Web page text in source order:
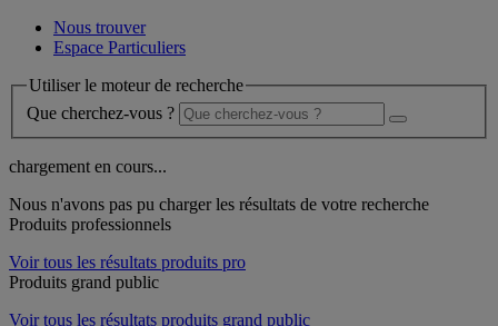
Nous trouver
Espace Particuliers
Utiliser le moteur de recherche
Que cherchez-vous ?
chargement en cours...
Nous n'avons pas pu charger les résultats de votre recherche
Produits professionnels
Voir tous les résultats produits pro
Produits grand public
Voir tous les résultats produits grand public